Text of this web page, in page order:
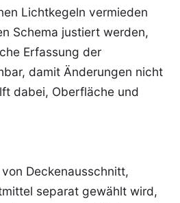
Lichtkegeln vermieden
Schema justiert werden,
Erfassung der
damit Änderungen nicht
dabei, Oberfläche und
Deckenausschnitt,
separat gewählt wird,